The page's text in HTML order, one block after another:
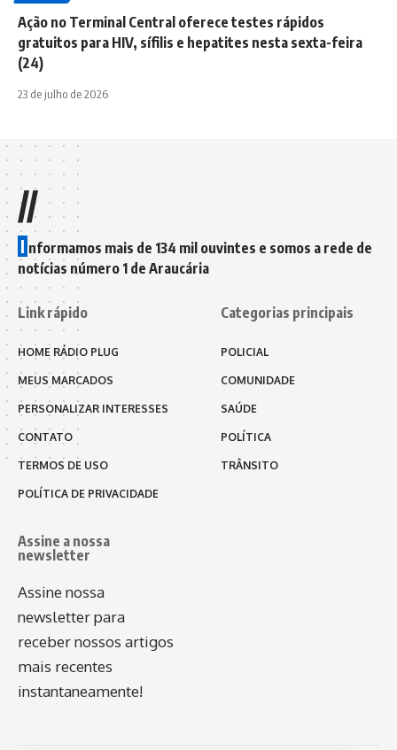
Ação no Terminal Central oferece testes rápidos
gratuitos para HIV, sífilis e hepatites nesta sexta-feira
(24)
23 de julho de 2026
//
I nformamos mais de 134 mil ouvintes e somos a rede de
notícias número 1 de Araucária
Link rápido
HOME RÁDIO PLUG
MEUS MARCADOS
PERSONALIZAR INTERESSES
CONTATO
TERMOS DE USO
POLÍTICA DE PRIVACIDADE
Categorias principais
POLICIAL
COMUNIDADE
SAÚDE
POLÍTICA
TRÂNSITO
Assine a nossa
newsletter
Assine nossa
newsletter para
receber nossos artigos
mais recentes
instantaneamente!